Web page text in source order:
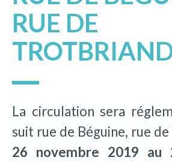
RUE DE
La circulation sera
suit rue de Béguine, rue
26 novembre 2019 au